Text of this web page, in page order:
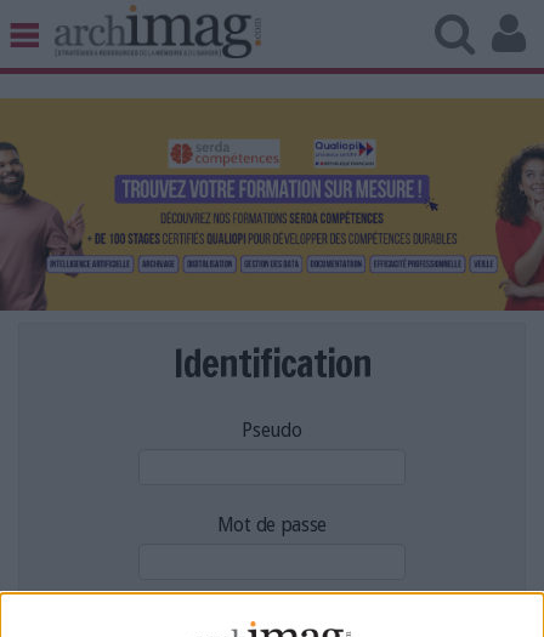
BIBLIOTHÈQUE ÉDITION
UNIVERS DATA
TRAVAIL COLLABORATIF
VIE NUMÉRIQUE
NUMÉRIQUE RESPONSABLE
Identification
Pseudo
Mot de passe
Filtre anti-spam